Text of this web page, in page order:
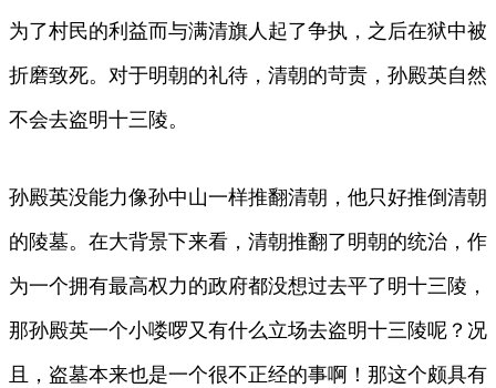
为了村民的利益而与满清旗人起了争执，之后在狱中被
折磨致死。对于明朝的礼待，清朝的苛责，孙殿英自然
不会去盗明十三陵。
孙殿英没能力像孙中山一样推翻清朝，他只好推倒清朝
的陵墓。在大背景下来看，清朝推翻了明朝的统治，作
为一个拥有最高权力的政府都没想过去平了明十三陵，
那孙殿英一个小喽啰又有什么立场去盗明十三陵呢？况
且，盗墓本来也是一个很不正经的事啊！那这个颇具有